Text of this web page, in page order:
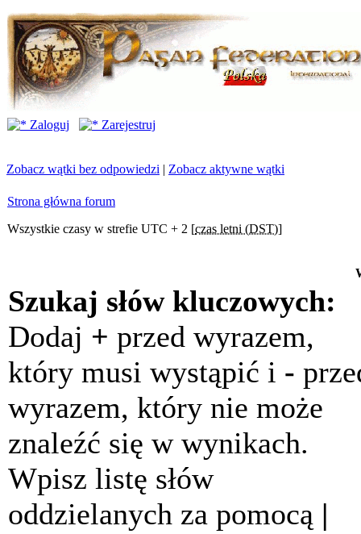
Zaloguj Zarejestruj
Zobacz wątki bez odpowiedzi | Zobacz aktywne wątki
Strona główna forum
Wszystkie czasy w strefie UTC + 2 [czas letni (DST)]
Szukaj słów kluczowych:
Dodaj + przed wyrazem,
który musi wystąpić i -
wyrazem, który nie może
znaleźć się w wynikach.
Wpisz listę słów
oddzielanych za pomocą |